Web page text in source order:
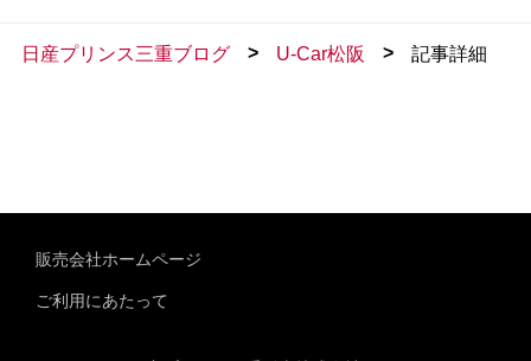
日産プリンス三重ブログ > U-Car松阪 > 記事詳細
販売会社ホームページ
ご利用にあたって